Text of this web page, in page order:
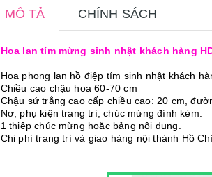
MÔ TẢ CHÍNH SÁCH
Hoa lan tím mừng sinh nhật khách hàng
Hoa phong lan hồ điệp tím sinh nhật khách
Chiều cao chậu hoa 60-70 cm
Chậu sứ trắng cao cấp chiều cao: 20 cm,
Nơ, phụ kiện trang trí, chúc mừng đính kèm.
1 thiệp chúc mừng hoặc bảng nội dung.
Chi phí trang trí và giao hàng nội thành Hồ